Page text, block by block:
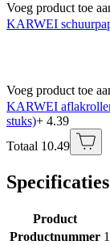
Voeg product toe
KARWEI
Voeg product toe
KARWEI
stuks)+ 4.39
Totaal 10.49
Specificaties
Product
Productnummer